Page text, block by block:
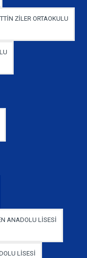
ZİLER ORTAOKULU
ANADOLU LİSESİ
LİSESİ
YAKA UZUN KOL TURUNCU
PANTOLON LASTİKLİ
PANTOLON LİSE BEDEN
YAKA KISA KOL TURKUAZ T-